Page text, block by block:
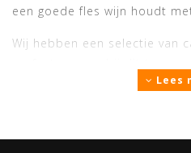
een goede fles wijn houdt
Wij hebben een selectie van
kookboeken, glaswerk, deLees